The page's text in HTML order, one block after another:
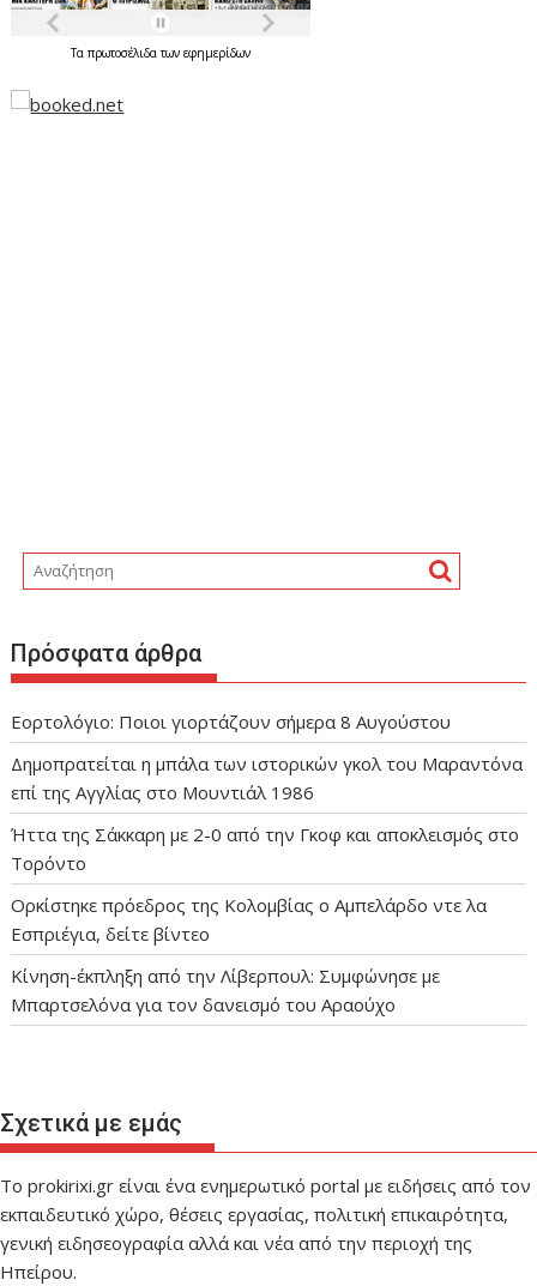
Ταπρωτοσέλιδατωνεφημερίδων
Πρόσφατα άρθρα
Εορτολόγιο: Ποιοι γιορτάζουν σήμερα 8 Αυγούστου
Δημοπρατείται η μπάλα των ιστορικών γκολ του Μαραντόνα
επί της Αγγλίας στο Μουντιάλ 1986
Ήττα της Σάκκαρη με 2-0 από την Γκοφ και αποκλεισμός στο
Τορόντο
Ορκίστηκε πρόεδρος της Κολομβίας ο Αμπελάρδο ντε λα
Εσπριέγια, δείτε βίντεο
Κίνηση-έκπληξη από την Λίβερπουλ: Συμφώνησε με
Μπαρτσελόνα για τον δανεισμό του Αραούχο
Σχετικά με εμάς
Το prokirixi.gr είναι ένα ενημερωτικό portal με ειδήσεις από τον
εκπαιδευτικό χώρο, θέσεις εργασίας, πολιτική επικαιρότητα,
γενική ειδησεογραφία αλλά και νέα από την περιοχή της
Ηπείρου.